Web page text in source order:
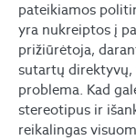
pateikiamos
yra nukreiptos į
prižiūrėtoja,
sutartų direktyvų,
problema. Kad
stereotipus ir
reikalingas